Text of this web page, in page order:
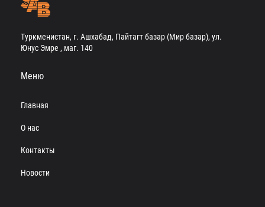
Туркменистан, г. Ашхабад, Пайтагт базар (Мир базар), ул.
Юнус Эмре , маг. 140
Меню
Главная
О нас
Контакты
Новости